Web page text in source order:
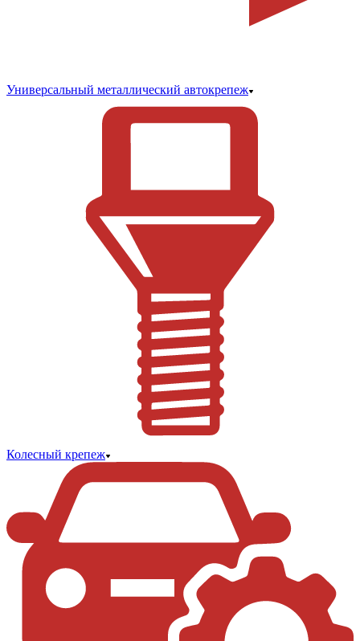
Универсальный металлический автокрепеж
Колесный крепеж